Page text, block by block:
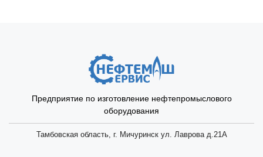
Предприятие по изготовление нефтепромыслового
оборудования
Тамбовская область, г. Мичуринск ул. Лаврова д.21А